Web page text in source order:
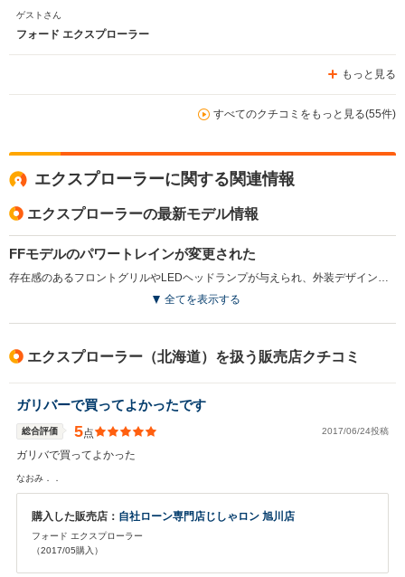
ゲストさん
フォード エクスプローラー
もっと見る
すべてのクチコミをもっと見る(55件)
エクスプローラーに関する関連情報
エクスプローラーの最新モデル情報
FFモデルのパワートレインが変更された
存在感のあるフロントグリルやLEDヘッドランプが与えられ、外装デザインが刷新されている。室内も静粛性が向上している。また、FFモデルのエンジンが従来の2Lから2.3Lへ変更され、出力とトルクが向上。燃費性能も約5％改善している。さらに6速ATもパドルスイッチ付に改められている（2015.10）
全てを表示する
エクスプローラー（北海道）を扱う販売店クチコミ
ガリバーで買ってよかったです
総合評価 5点 2017/06/24投稿
ガリバで買ってよかった
なおみ．．
購入した販売店： 自社ローン専門店じしゃロン 旭川店
フォード エクスプローラー
（2017/05購入）